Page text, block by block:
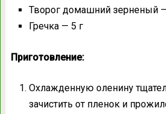
Творог домашний зерненый
Гречка — 5 г
Приготовление:
Охлажденную оленину
зачистить от пленок и